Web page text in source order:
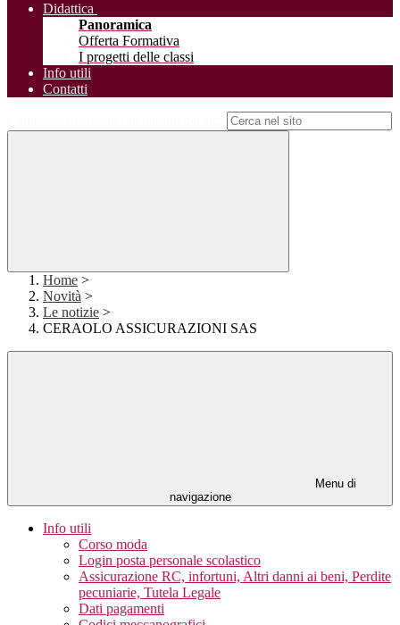
Didattica
Panoramica
Offerta Formativa
I progetti delle classi
Info utili
Contatti
Home >
Novità >
Le notizie >
CERAOLO ASSICURAZIONI SAS
Menu di
navigazione
Info utili
Corso moda
Login posta personale scolastico
Assicurazione RC, infortuni, Altri danni ai beni, Perdite
pecuniarie, Tutela Legale
Dati pagamenti